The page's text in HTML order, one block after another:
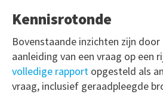
Kennisrotonde
Bovenstaande inzichten zijn
aanleiding van een vraag op een
volledige rapport opgesteld als
vraag, inclusief geraadpleegde